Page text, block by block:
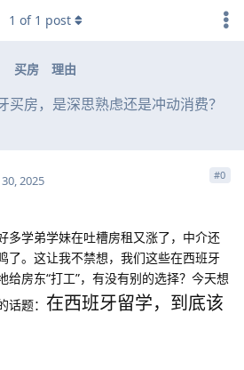
买房 理由
买房，是深思熟虑还是冲动消费？
1 of 1 post
2025 #0
多学弟学妹在吐槽房租又涨了，中介还
了。这让我不禁想，我们这些在西班牙
给房东“打工”，有没有别的选择？今天想
题： 在西班牙留学，到底该